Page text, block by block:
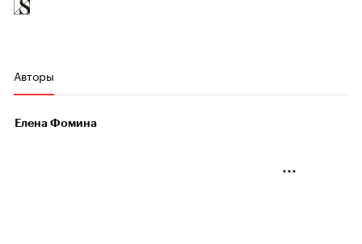
Авторы
Елена Фомина